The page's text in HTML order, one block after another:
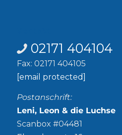
02171 404104
Fax: 02171 404105
[email protected]
Postanschrift:
Leni, Leon & die Luchse
Scanbox #04481